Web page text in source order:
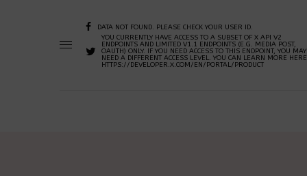
DATA NOT FOUND. PLEASE CHECK YOUR USER ID.
YOU CURRENTLY HAVE ACCESS TO A SUBSET OF X API V2
ENDPOINTS AND LIMITED V1.1 ENDPOINTS (E.G. MEDIA POST,
OAUTH) ONLY. IF YOU NEED ACCESS TO THIS ENDPOINT, YOU MAY
NEED A DIFFERENT ACCESS LEVEL. YOU CAN LEARN MORE
HTTPS://DEVELOPER.X.COM/EN/PORTAL/PRODUCT